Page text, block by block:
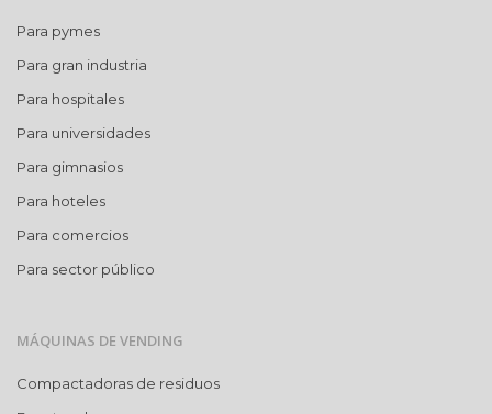
Para pymes
Para gran industria
Para hospitales
Para universidades
Para gimnasios
Para hoteles
Para comercios
Para sector público
MÁQUINAS DE VENDING
Compactadoras de residuos